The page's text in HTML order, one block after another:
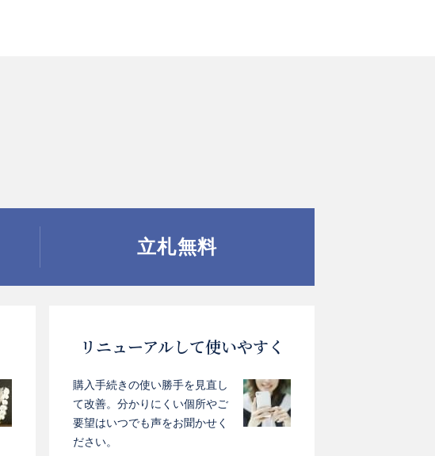
立札無料
リニューアルして使いやすく
購入手続きの使い勝手を見直し
て改善。分かりにくい個所やご
要望はいつでも声をお聞かせく
ださい。